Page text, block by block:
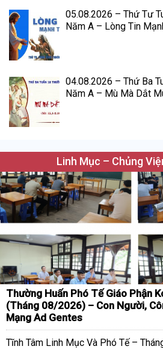
05.08.2026 – Thứ Tư
Năm A – Lòng Tin
04.08.2026 – Thứ Ba
Năm A – Mù Mà Dắt
Linh Mục – Chủng
Thường Huấn Phó Tế Giáo Phận
(Tháng 08/2026) – Con Người,
Mạng Ad Gentes
Tĩnh Tâm Linh Mục Và Phó Tế –